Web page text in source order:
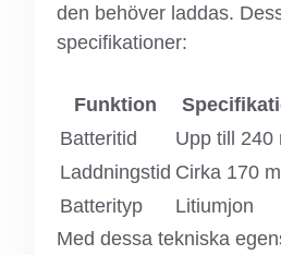
den behöver laddas.
specifikationer:
Funktion
Batteritid
Upp till 240
Laddningstid Cirka 170
Batterityp
Litiumjon
Med dessa tekniska